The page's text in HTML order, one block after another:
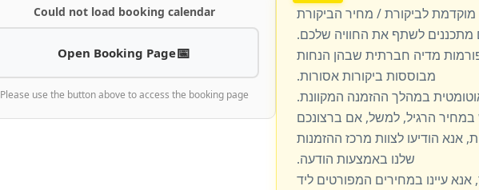
לביקורת / מחיר הביקורת
לשתף את החוויה שלכם.
מדיה חברתית שבהן הנחות
מבוססות ביקורות אסורות.
במהלך ההזמנה המקוונת.
הרגיל, למשל, אם ברצונכם
אנא הודיעו לצוות מרכז ההזמנות
שלנו באמצעות הודעה.
עיינו במחירים המפורטים ליד
Could not load booking calendar
Open Booking Page
Please use the button above to access the booking page